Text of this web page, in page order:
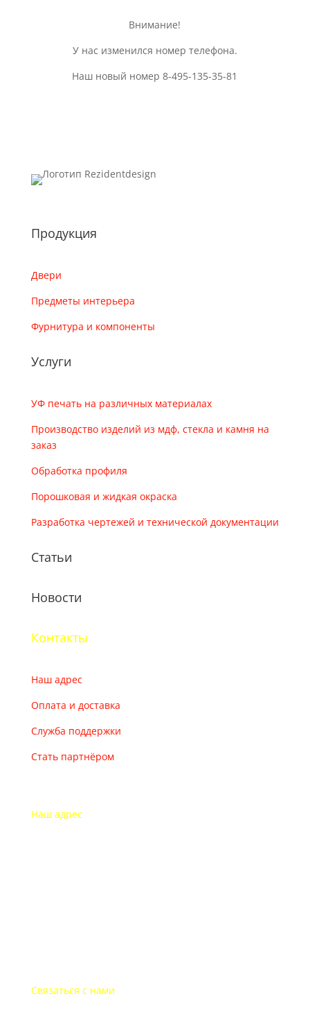
Внимание!
У нас изменился номер телефона.
Наш новый номер 8-495-135-35-81
Продукция
Двери
Предметы интерьера
Фурнитура и компоненты
Услуги
УФ печать на различных материалах
Производство изделий из мдф, стекла и камня на
заказ
Обработка профиля
Порошковая и жидкая окраска
Разработка чертежей и технической документации
Статьи
Новости
Контакты
Наш адрес
Оплата и доставка
Служба поддержки
Стать партнёром
Наш адрес
Связаться с нами